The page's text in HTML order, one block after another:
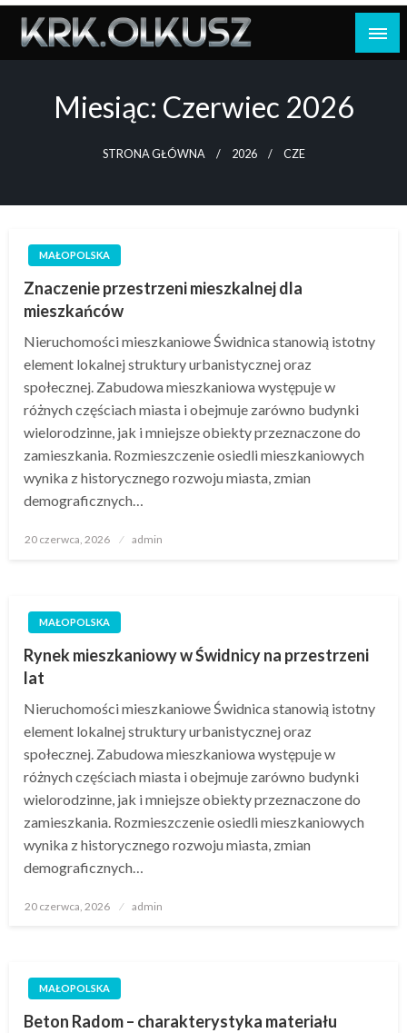
Skip
content
Miesiąc: Czerwiec 2026
STRONA GŁÓWNA 2026 CZE
MAŁOPOLSKA
Znaczenie przestrzeni mieszkalnej dla
mieszkańców
Nieruchomości mieszkaniowe Świdnica stanowią istotny
element lokalnej struktury urbanistycznej oraz
społecznej. Zabudowa mieszkaniowa występuje w
różnych częściach miasta i obejmuje zarówno budynki
wielorodzinne, jak i mniejsze obiekty przeznaczone do
zamieszkania. Rozmieszczenie osiedli mieszkaniowych
wynika z historycznego rozwoju miasta, zmian
demograficznych…
Opublikowane
20 czerwca, 2026 admin
MAŁOPOLSKA
Rynek mieszkaniowy w Świdnicy na przestrzeni
lat
Nieruchomości mieszkaniowe Świdnica stanowią istotny
element lokalnej struktury urbanistycznej oraz
społecznej. Zabudowa mieszkaniowa występuje w
różnych częściach miasta i obejmuje zarówno budynki
wielorodzinne, jak i mniejsze obiekty przeznaczone do
zamieszkania. Rozmieszczenie osiedli mieszkaniowych
wynika z historycznego rozwoju miasta, zmian
demograficznych…
Opublikowane
20 czerwca, 2026 admin
MAŁOPOLSKA
Beton Radom – charakterystyka materiału